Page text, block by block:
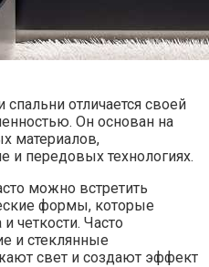
отличается своей
Он основан на
материалов,
и передовых технологиях.
можно встретить
формы, которые
четкости. Часто
и стеклянные
свет и создают эффект